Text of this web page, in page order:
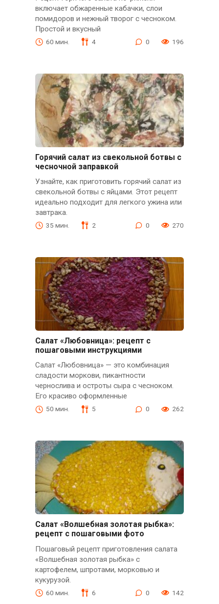
включает обжаренные кабачки, слои
помидоров и нежный творог с чесноком.
Простой и вкусный
60 мин. 4 0 196
Горячий салат из свекольной ботвы с
чесночной заправкой
Узнайте, как приготовить горячий салат из
свекольной ботвы с яйцами. Этот рецепт
идеально подходит для легкого ужина или
завтрака.
35 мин. 2 0 270
Салат «Любовница»: рецепт с
пошаговыми инструкциями
Салат «Любовница» — это комбинация
сладости моркови, пикантности
чернослива и остроты сыра с чесноком.
Его красиво оформленные
50 мин. 5 0 262
Салат «Волшебная золотая рыбка»:
рецепт с пошаговыми фото
Пошаговый рецепт приготовления салата
«Волшебная золотая рыбка» с
картофелем, шпротами, морковью и
кукурузой.
60 мин. 6 0 142